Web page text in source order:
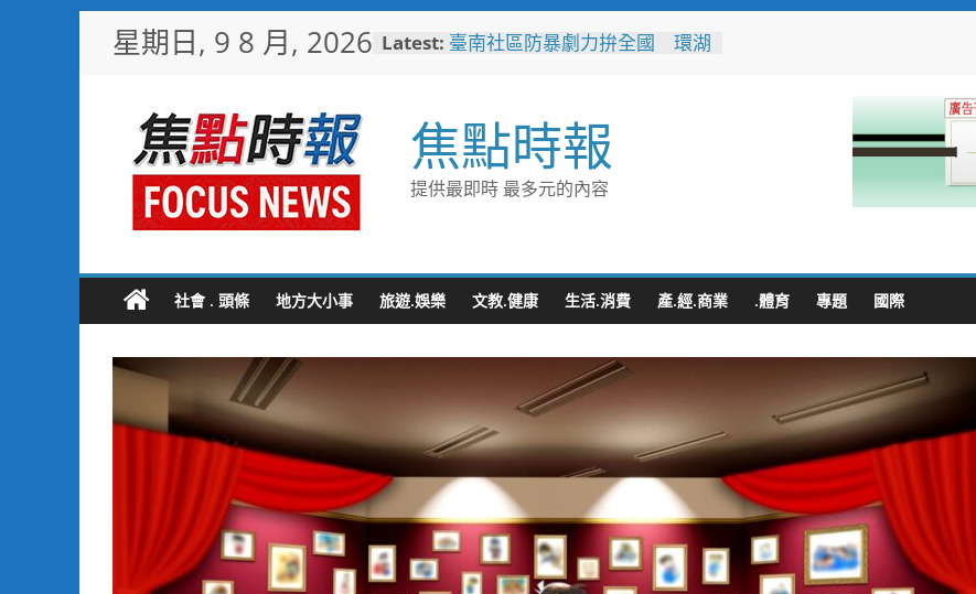
星期日, 9 8 月, 2026 Latest: 臺南社區防暴劇力拚全國 環湖
高雄4,599件作品傳遞拒毒信
念 「2026港都反毒盃」用畫
筆打造兒童防毒力
498位大專青年返鄉 彰化暑期
焦點時報
提供最即時 最多元的內容
社會 . 頭條 地方大小事 旅遊.娛樂 文教.健康 生活.消費 產.經.商業 .體育 專題 國際